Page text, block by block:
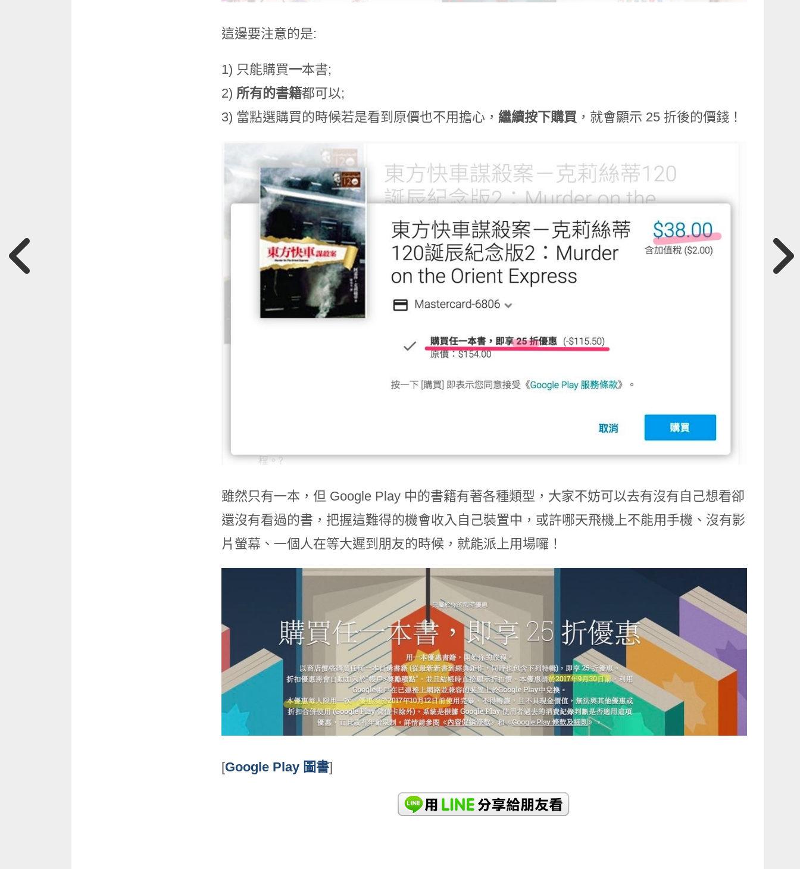
這邊要注意的是:
1) 只能購買一本書;
2) 所有的書籍都可以;
3) 當點選購買的時候若是看到原價也不用擔心， 繼續按下購買 ，就會顯示 25 折後的價錢！
雖然只有一本，但 Google Play 中的書籍有著各種類型，大家不妨可以去有沒有自己想看卻
還沒有看過的書，把握這難得的機會收入自己裝置中，或許哪天飛機上不能用手機、沒有影
片螢幕、一個人在等大遲到朋友的時候，就能派上用場囉！
[Google Play 圖書]